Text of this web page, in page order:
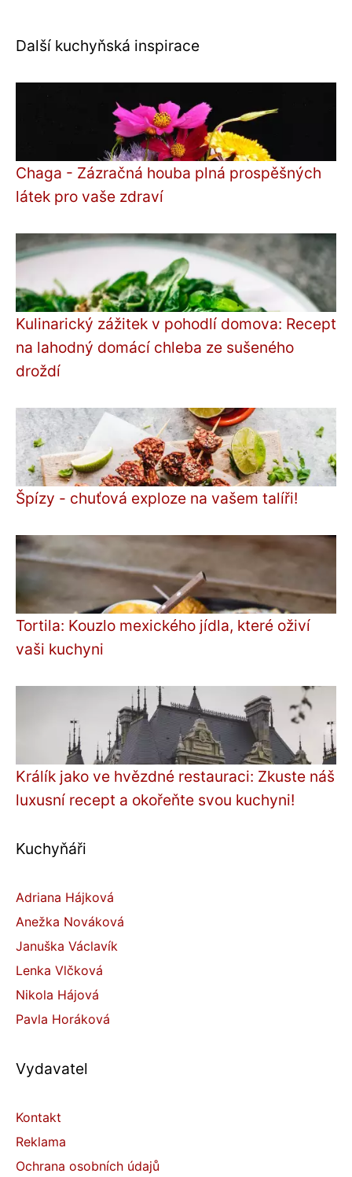
Další kuchyňská inspirace
Chaga - Zázračná houba plná prospěšných
látek pro vaše zdraví
Kulinarický zážitek v pohodlí domova: Recept
na lahodný domácí chleba ze sušeného
droždí
Špízy - chuťová exploze na vašem talíři!
Tortila: Kouzlo mexického jídla, které oživí
vaši kuchyni
Králík jako ve hvězdné restauraci: Zkuste náš
luxusní recept a okořeňte svou kuchyni!
Kuchyňáři
Adriana Hájková
Anežka Nováková
Januška Václavík
Lenka Vlčková
Nikola Hájová
Pavla Horáková
Vydavatel
Kontakt
Reklama
Ochrana osobních údajů